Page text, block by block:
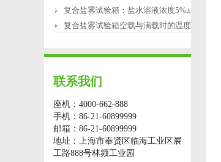
复合盐雾试验箱：盐水溶液浓度5%±1%的配
复合盐雾试验箱空载与满载时的温度恢复
联系我们
座机：4000-662-888
手机：86-21-60899999
邮箱：86-21-60899999
地址：上海市奉贤区临海工业区展
工路888号林频工业园